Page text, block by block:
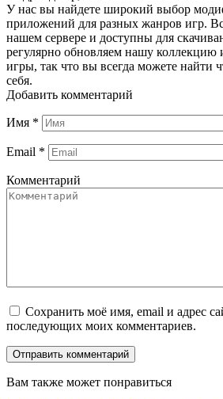
У нас вы найдете широкий выбор
приложений для разных жанров игр.
нашем сервере и доступны для
регулярно обновляем нашу коллекцию
игры, так что вы всегда можете найти
себя.
Добавить комментарий
Имя *
Email *
Комментарий
Сохранить моё имя, email и адрес
последующих моих комментариев.
Вам также может понравиться